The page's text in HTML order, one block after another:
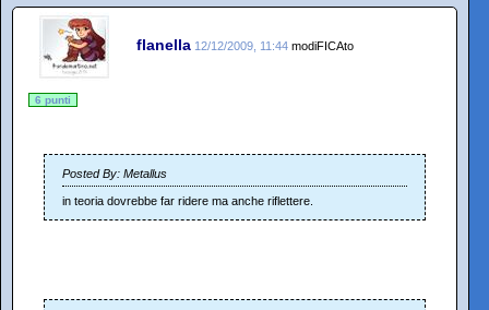
flanella 12/12/2009, 11:44 modiFICAto
6 punti
Posted By: Metallus
in teoria dovrebbe far ridere ma anche riflettere.